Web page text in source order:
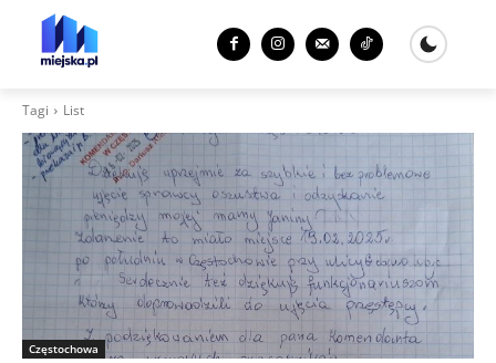
Tagi List
Częstochowa